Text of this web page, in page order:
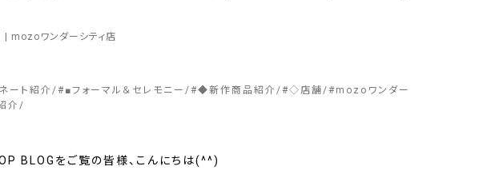
| mozoワンダーシティ店
ート紹介 #■フォーマル＆セレモニー #◆新作商品紹介 #◇店舗 #mozoワンダー
介
BLOGをご覧の皆様、こんにちは(^^)